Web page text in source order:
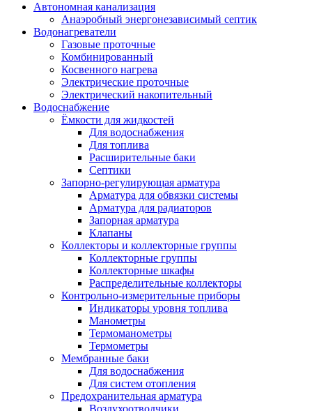
Автономная канализация
Анаэробный энергонезависимый септик
Водонагреватели
Газовые проточные
Комбинированный
Косвенного нагрева
Электрические проточные
Электрический накопительный
Водоснабжение
Ёмкости для жидкостей
Для водоснабжения
Для топлива
Расширительные баки
Септики
Запорно-регулирующая арматура
Арматура для обвязки системы
Арматура для радиаторов
Запорная арматура
Клапаны
Коллекторы и коллекторные группы
Коллекторные группы
Коллекторные шкафы
Распределительные коллекторы
Контрольно-измерительные приборы
Индикаторы уровня топлива
Манометры
Термоманометры
Термометры
Мембранные баки
Для водоснабжения
Для систем отопления
Предохранительная арматура
Воздухоотводчики